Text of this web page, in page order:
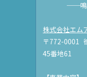
──鳴
株式会社エム
〒772-0001
45番地61